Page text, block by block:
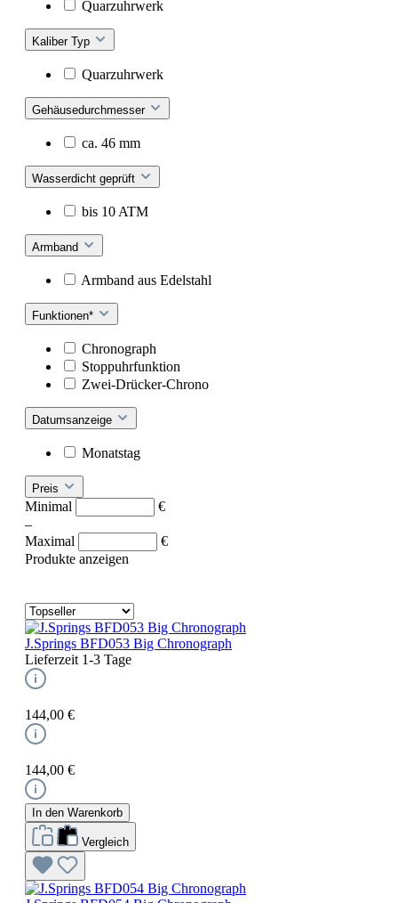
Quarzuhrwerk
Kaliber Typ
Quarzuhrwerk
Gehäusedurchmesser
ca. 46 mm
Wasserdicht geprüft
bis 10 ATM
Armband
Armband aus Edelstahl
Funktionen*
Chronograph
Stoppuhrfunktion
Zwei-Drücker-Chrono
Datumsanzeige
Monatstag
Preis
Minimal
€
–
Maximal
€
Produkte anzeigen
J.Springs BFD053 Big Chronograph
Lieferzeit 1-3 Tage
144,00 €
144,00 €
In den Warenkorb
Vergleich